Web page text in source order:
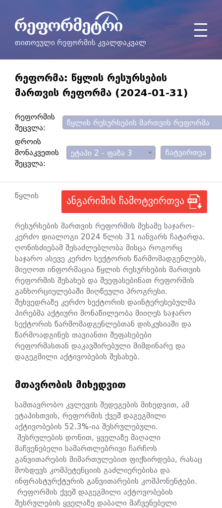
თითოეული რეფორმის კვალდაკვალ
ᲠᲔᲤᲝᲠᲛᲐ: ᲬᲧᲚᲘᲡ ᲠᲔᲡᲣᲠᲡᲔᲑᲘᲡ
ᲛᲐᲠᲗᲕᲘᲡ ᲠᲔᲤᲝᲠᲛᲐ (2024-01-31)
რეფორმის
შეცვლა:
წყლის რესურსების მართვის რეფორმა
დროის
მონაკვეთის
შეცვლა:
ეტაპი 2 - ფაზა 3 ჩატვირთვა
ანგარიშის ჩამოტვირთვა
წყლის
რესურსების მართვის რეფორმის მესამე საჯარო-
კერძო დიალოგი 2024 წლის 31 იანვარს ჩატარდა.
ღონისძიებამ შესაძლებლობა მისცა როგორც
საჯარო ასევე კერძო სექტორის წარმომადგენლებს,
მიეღოთ ინფორმაცია წყლის რესურსების მართვის
რეფორმის შესახებ და შეეფასებინათ რეფორმის
განხორციელებაში მიღწეული პროგრესი.
შეხვედრაზე კერძო სექტორის დაინტერესებულმა
პირებმა აქტიური მონაწილეობა მიიღეს საჯარო
სექტორის წარმომადგენლებთან დისკუსიაში და
წარმოადგინეს თავიანთი შეფასებები
რეფორმასთან დაკავშირებული მიმდინარე და
დაგეგმილი აქტივობების შესახებ.
ᲛᲗᲐᲕᲠᲝᲑᲘᲡ ᲛᲘᲮᲔᲓᲕᲘᲗ
სამთავრობო კვლევის შედეგების მიხედვით, ამ
ეტაპისთვის, რეფორმის ქვეშ დაგეგმილი
აქტივობების 52.3%-ია შესრულებული.
შესრულების დონით, ყველაზე მაღალი
მაჩვენებელი სამართლებრივი ჩარჩოს
განვითარების მიმართულებით ფიქსირდება, რასაც
მოსდევს კომპეტენციის გაძლიერებისა და
ინფრასტურქტურის განვითარების კომპონენტები.
რეფორმის ქვეშ დაგეგმილი აქტოვობების
შესრულების ყველაზე დაბალი მაჩვენებელი